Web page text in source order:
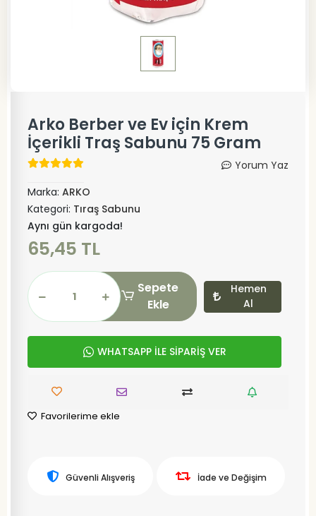
Arko Berber ve Ev için Krem
İçerikli Traş Sabunu 75 Gram
Yorum Yaz
Marka: ARKO
Kategori: Tıraş Sabunu
Aynı gün kargoda!
65,45 TL
Sepete
Ekle
Hemen
Al
WHATSAPP İLE SİPARİŞ VER
Favorilerime ekle
Güvenli Alışveriş İade ve Değişim